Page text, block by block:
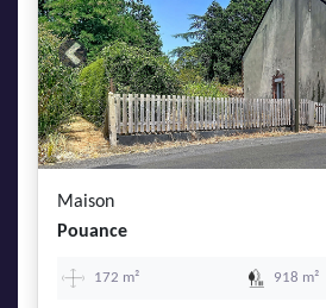
Previous
Maison
Pouance
172 m² 918 m²